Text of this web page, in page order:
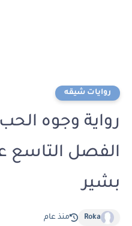
روايات شيقه
بشير
Roka منذ عام